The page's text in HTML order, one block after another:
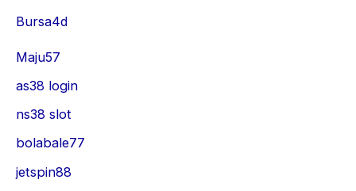
Bursa4d
Maju57
as38 login
ns38 slot
bolabale77
jetspin88